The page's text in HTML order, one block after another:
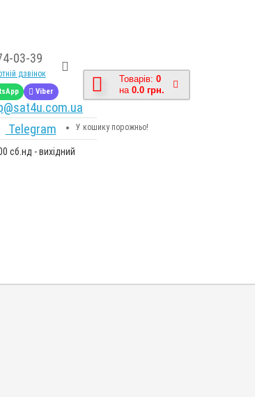
03-39
дзвінок
Viber
Telegram
сб.нд - вихідний
Товарів: 0
на 0.0 грн.
У кошику порожньо!